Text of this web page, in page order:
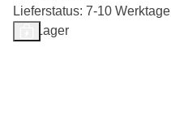
Lieferstatus: 7-10 Werktage
Auf Lager